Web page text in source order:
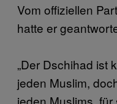
Vom offiziellen
hatte er
„Der Dschihad ist
jeden Muslim,
jeden Muslims,